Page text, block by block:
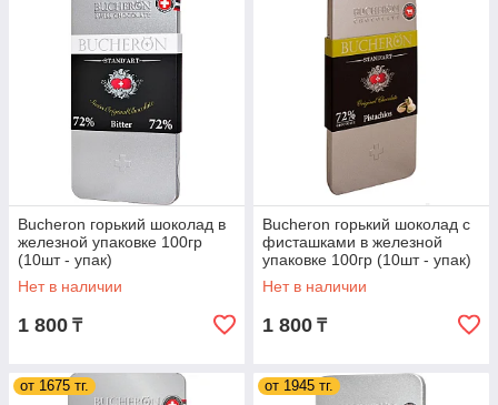
Bucheron горький шоколад в
железной упаковке 100гр
(10шт - упак)
Нет в наличии
1 800 ₸
Bucheron горький шоколад с
фисташками в железной
упаковке 100гр (10шт - упак)
Нет в наличии
1 800 ₸
от 1675 тг. от 1945 тг.